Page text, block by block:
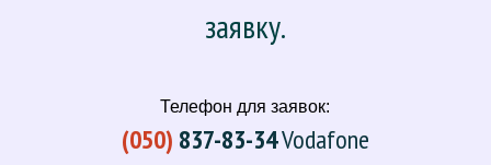
заявку.
Телефон для заявок:
(050) 837-83-34Vodafone